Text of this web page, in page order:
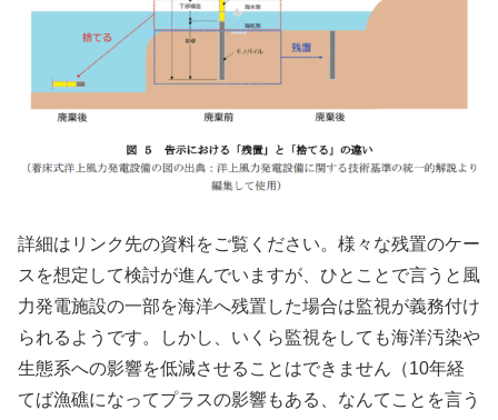
詳細はリンク先の資料をご覧ください。様々な残置のケー
スを想定して検討が進んでいますが、ひとことで言うと風
力発電施設の一部を海洋へ残置した場合は監視が義務付け
られるようです。しかし、いくら監視をしても海洋汚染や
生態系への影響を低減させることはできません（10年経
てば漁礁になってプラスの影響もある、なんてことを言う